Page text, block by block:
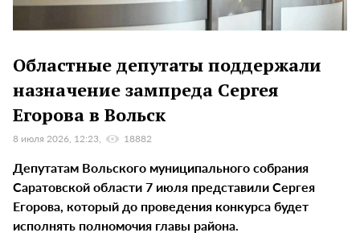
Областные депутаты поддержали
назначение зампреда Сергея
Егорова в Вольск
8 июля 2026, 12:23 18882
Депутатам Вольского муниципального собрания
Саратовской области 7 июля представили Сергея
Егорова, который до проведения конкурса будет
исполнять полномочия главы района.